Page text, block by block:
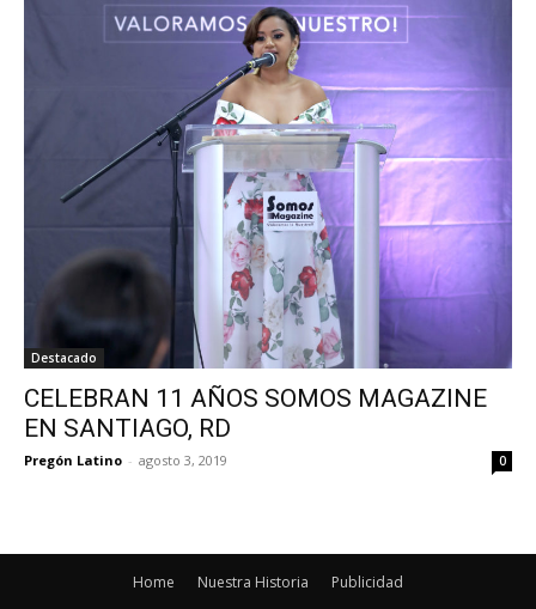
Destacado
CELEBRAN 11 AÑOS SOMOS MAGAZINE
EN SANTIAGO, RD
Pregón Latino - agosto 3, 2019 0
Home Nuestra Historia Publicidad